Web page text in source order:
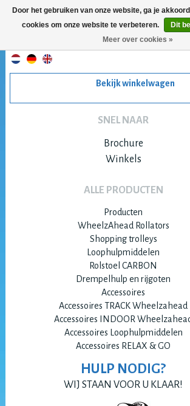
Bekijk winkelwagen
SNEL NAAR
Brochure
Winkels
ALLE PRODUCTEN
Producten
WheelzAhead Rollators
Shopping trolleys
Loophulpmiddelen
Rolstoel CARBON
Drempelhulp en rijgoten
Accessoires
Accessoires TRACK Wheelzahead
Accessoires INDOOR
Accessoires Loophulpmiddelen
Accessoires RELAX & GO
HULP NODIG?
WIJ STAAN VOOR U KLAAR!
Door het gebruiken van onze website, ga je
cookies om onze website te verbeteren.
Dit
Meer over cookies »